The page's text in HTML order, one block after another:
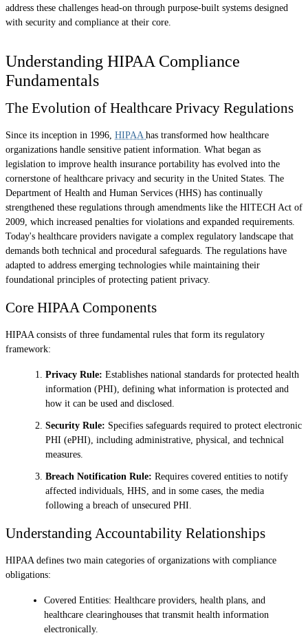
address these challenges head-on through purpose-built systems designed
with security and compliance at their core.
Understanding HIPAA Compliance
Fundamentals
The Evolution of Healthcare Privacy Regulations
Since its inception in 1996, HIPAA has transformed how healthcare
organizations handle sensitive patient information. What began as
legislation to improve health insurance portability has evolved into the
cornerstone of healthcare privacy and security in the United States. The
Department of Health and Human Services (HHS) has continually
strengthened these regulations through amendments like the HITECH Act of
2009, which increased penalties for violations and expanded requirements.
Today's healthcare providers navigate a complex regulatory landscape that
demands both technical and procedural safeguards. The regulations have
adapted to address emerging technologies while maintaining their
foundational principles of protecting patient privacy.
Core HIPAA Components
HIPAA consists of three fundamental rules that form its regulatory
framework:
Privacy Rule:Establishes national standards for protected health
information (PHI), defining what information is protected and
how it can be used and disclosed.
Security Rule: Specifies safeguards required to protect electronic
PHI (ePHI), including administrative, physical, and technical
measures.
Breach Notification Rule: Requires covered entities to notify
affected individuals, HHS, and in some cases, the media
following a breach of unsecured PHI.
Understanding Accountability Relationships
HIPAA defines two main categories of organizations with compliance
obligations:
Covered Entities: Healthcare providers, health plans, and
healthcare clearinghouses that transmit health information
electronically.